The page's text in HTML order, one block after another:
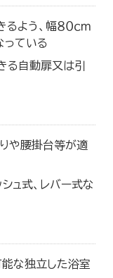
よう、幅８０ｃｍ
っている
る自動扉又は引
や腰掛台等が適
ュ式、レバー式な
な独立した浴室